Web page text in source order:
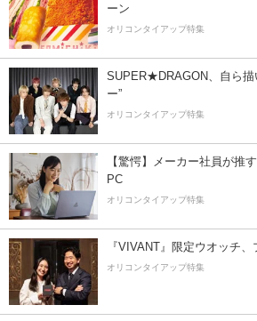
ーン
オリコンタイアップ特集
SUPER★DRAGON、自ら描
ー”
オリコンタイアップ特集
【驚愕】メーカー社員が推
PC
オリコンタイアップ特集
『VIVANT』限定ウオッチ
オリコンタイアップ特集